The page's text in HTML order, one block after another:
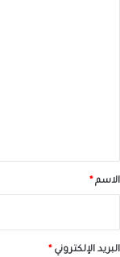
*الاسم *
البريد الإلكتروني *